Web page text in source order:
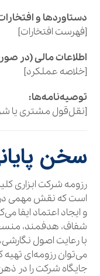
دستاوردها و
[فهرست افتخارات]
اطلاعات مالی (در
[خلاصه عملکرد]
توصیه‌نامه‌ها:
[نقل‌قول مشتری یا
سخن
رزومه شرکت ابزاری
است که نقش مهمی در
و ایجاد اعتماد ایفا
شفاف، هدفمند،
با رعایت اصول
می‌توان رزومه‌ای تهیه
جایگاه شرکت را در